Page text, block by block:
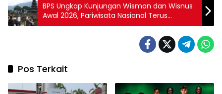
BPS Ungkap Kunjungan Wisman dan Wisnus
Awal 2026, Pariwisata Nasional Terus
Bertumbuh
Pos Terkait